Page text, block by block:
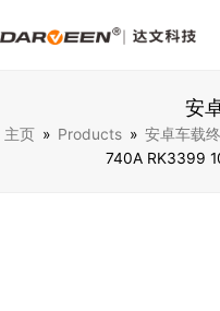
安
主页 » Products » 安卓车载
740A RK3399